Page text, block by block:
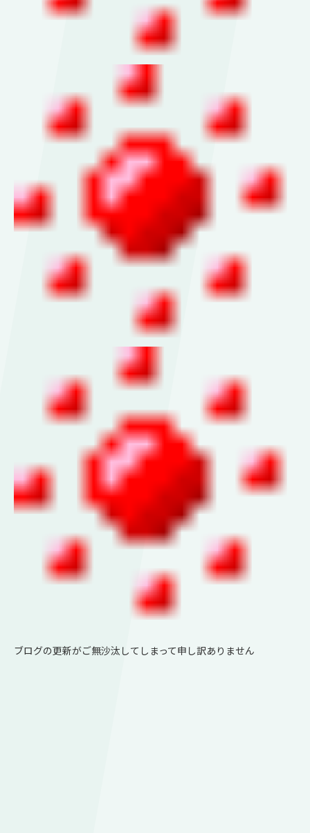
ブログの更新がご無沙汰してしまって申し訳ありません